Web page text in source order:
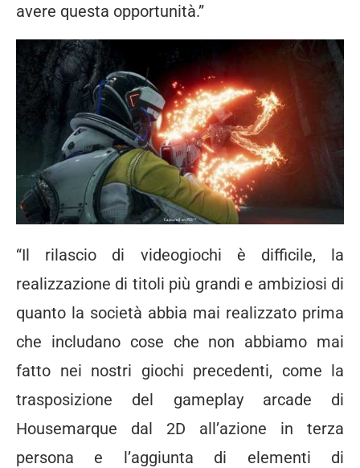
avere questa opportunità.”
“Il rilascio di videogiochi è difficile, la
realizzazione di titoli più grandi e ambiziosi di
quanto la società abbia mai realizzato prima
che includano cose che non abbiamo mai
fatto nei nostri giochi precedenti, come la
trasposizione del gameplay arcade di
Housemarque dal 2D all’azione in terza
persona e l’aggiunta di elementi di